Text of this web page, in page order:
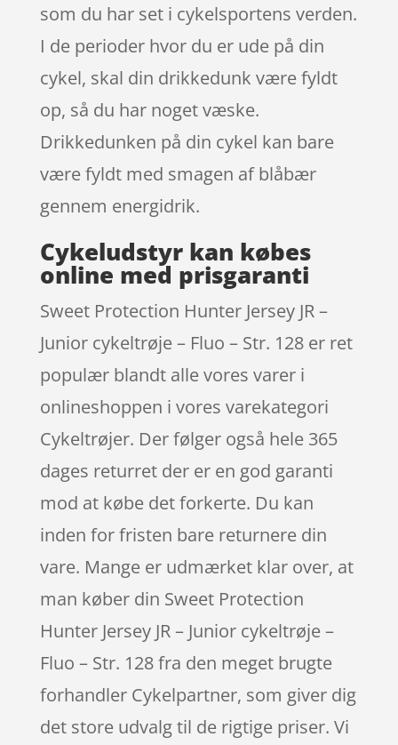
som du har set i cykelsportens verden.
I de perioder hvor du er ude på din
cykel, skal din drikkedunk være fyldt
op, så du har noget væske.
Drikkedunken på din cykel kan bare
være fyldt med smagen af blåbær
gennem energidrik.
Cykeludstyr kan købes
online med prisgaranti
Sweet Protection Hunter Jersey JR –
Junior cykeltrøje – Fluo – Str. 128 er ret
populær blandt alle vores varer i
onlineshoppen i vores varekategori
Cykeltrøjer. Der følger også hele 365
dages returret der er en god garanti
mod at købe det forkerte. Du kan
inden for fristen bare returnere din
vare. Mange er udmærket klar over, at
man køber din Sweet Protection
Hunter Jersey JR – Junior cykeltrøje –
Fluo – Str. 128 fra den meget brugte
forhandler Cykelpartner, som giver dig
det store udvalg til de rigtige priser. Vi